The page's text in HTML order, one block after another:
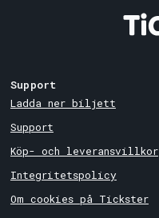
Support
Ladda ner biljett
Support
Köp- och leveransvillkor
Integritetspolicy
Om cookies på Tickster